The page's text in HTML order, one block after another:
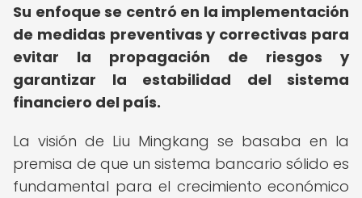
Su enfoque se centró en la implementación
de medidas preventivas y correctivas para
evitar la propagación de riesgos y
garantizar la estabilidad del sistema
financiero del país.
La visión de Liu Mingkang se basaba en la
premisa de que un sistema bancario sólido es
fundamental para el crecimiento económico